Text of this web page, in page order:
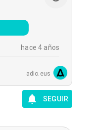
hace 4 años
adio.eus
SEGUIR